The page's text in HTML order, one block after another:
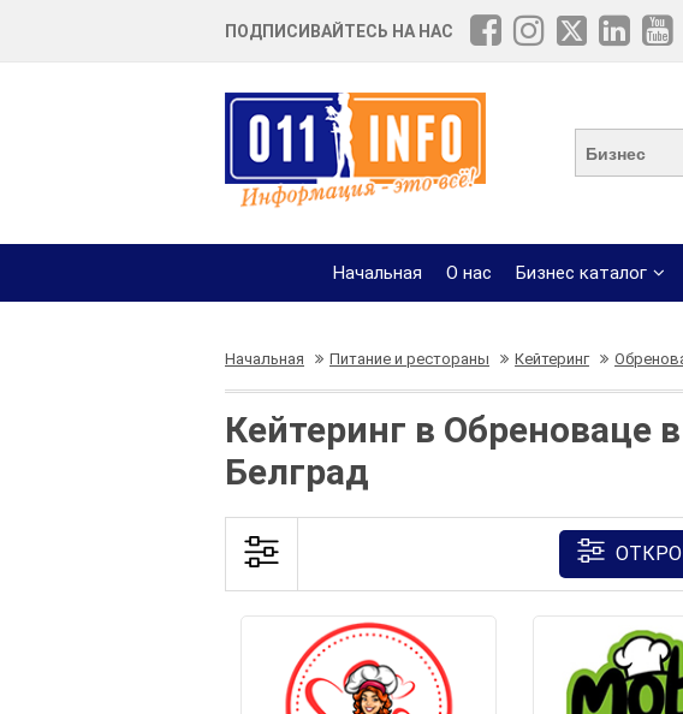
ПОДПИСИВАЙТЕСЬ НА НАС
Бизнес
Начальная О нас Бизнес каталог
Начальная Питание и рестораны Кейтеринг
Кейтеринг в
Белград